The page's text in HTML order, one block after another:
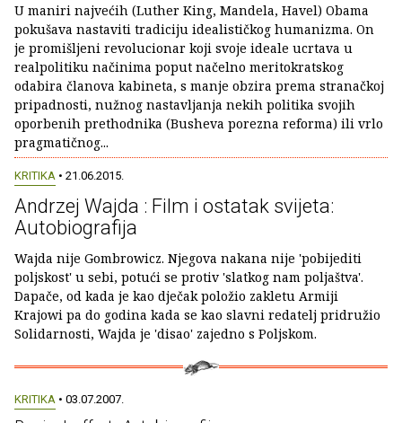
U maniri najvećih (Luther King, Mandela, Havel) Obama
pokušava nastaviti tradiciju idealističkog humanizma. On
je promišljeni revolucionar koji svoje ideale ucrtava u
realpolitiku načinima poput načelno meritokratskog
odabira članova kabineta, s manje obzira prema stranačkoj
pripadnosti, nužnog nastavljanja nekih politika svojih
oporbenih prethodnika (Busheva porezna reforma) ili vrlo
pragmatičnog...
KRITIKA • 21.06.2015.
Andrzej Wajda : Film i ostatak svijeta:
Autobiografija
Wajda nije Gombrowicz. Njegova nakana nije 'pobijediti
poljskost' u sebi, potući se protiv 'slatkog nam poljaštva'.
Dapače, od kada je kao dječak položio zakletu Armiji
Krajowi pa do godina kada se kao slavni redatelj pridružio
Solidarnosti, Wajda je 'disao' zajedno s Poljskom.
KRITIKA • 03.07.2007.